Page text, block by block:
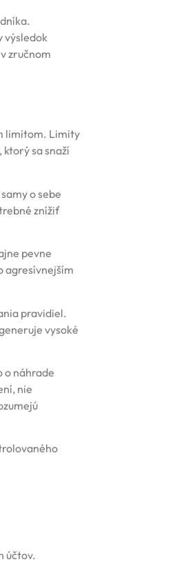
výsledok
zručnom
limitom. Limity
sa snaží
o sebe
znížiť
pevne
agresívnejším
pravidiel.
vysoké
o náhrade
nie
účtov.